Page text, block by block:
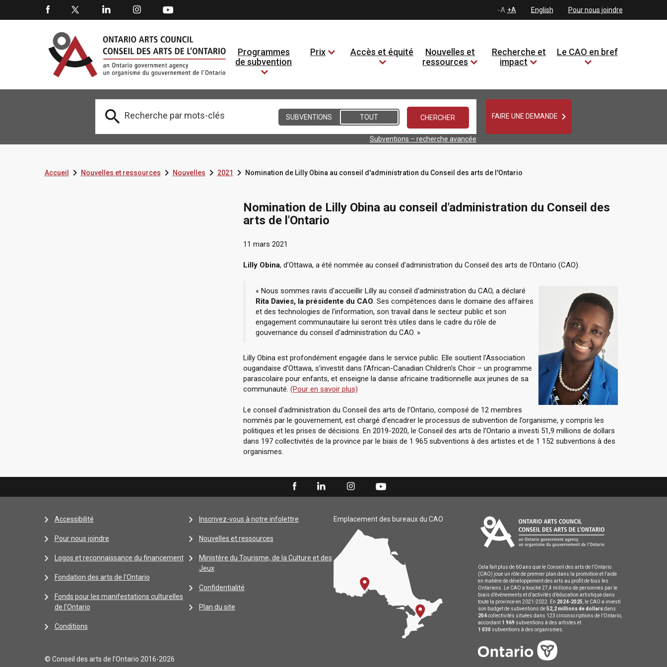
-A +A English Pour nous joindre
Programmes
de subvention
Prix Accès et équité
Nouvelles et
ressources
Recherche et
impact
Le CAO en bref
 SUBVENTIONS TOUT
Subventions – recherche avancée
FAIRE UNE DEMANDE 
Accueil Nouvelles et ressourcesNouvelles2021 Nomination de Lilly Obina au conseil d'administration du Conseil des arts de l'Ontario
Nomination de Lilly Obina au conseil d'administration du Conseil des
arts de l'Ontario
11 mars 2021
Lilly Obina, d’Ottawa, a été nommée au conseil d'administration du Conseil des arts de l'Ontario (CAO).
« Nous sommes ravis d'accueillir Lilly au conseil d'administration du CAO, a déclaré
Rita Davies, la présidente du CAO. Ses compétences dans le domaine des affaires
et des technologies de l'information, son travail dans le secteur public et son
engagement communautaire lui seront très utiles dans le cadre du rôle de
gouvernance du conseil d'administration du CAO. »
Lilly Obina est profondément engagée dans le service public. Elle soutient l'Association
ougandaise d'Ottawa, s'investit dans l'African-Canadian Children's Choir – un programme
parascolaire pour enfants, et enseigne la danse africaine traditionnelle aux jeunes de sa
communauté. (Pour en savoir plus)
Le conseil d'administration du Conseil des arts de l’Ontario, composé de 12 membres
nommés par le gouvernement, est chargé d’encadrer le processus de subvention de l’organisme, y compris les
politiques et les prises de décisions. En 2019-2020, le Conseil des arts de l’Ontario a investi 51,9 millions de dollars
dans 197 collectivités de la province par le biais de 1 965 subventions à des artistes et de 1 152 subventions à des
organismes.
Accessibilité
Pour nous joindre
Logos et reconnaissance du financement
Fondation des arts de l'Ontario
Fonds pour les manifestations culturelles
de l’Ontario
Conditions
Inscrivez-vous à notre infolettre
Nouvelles et ressources
Ministère du Tourisme, de la Culture et des
Jeux
Confidentialité
Plan du site
© Conseil des arts de l’Ontario 2016-2026
Emplacement des bureaux du CAO
Cela fait plus de 60 ans que le Conseil des arts de l’Ontario
(CAO) joue un rôle de premier plan dans la promotion et l'aide
en matière de développement des arts au profit de tous les
Ontariens. Le CAO a touché 27,4 millions de personnes par le
biais d’évènements et d’activités d’éducation artistique dans
toute la province en 2021-2022. En 2024-2025
, le CAO a investi
son budget de subventions de52,2 millions de dollarsdans
204collectivités situées dans 123 circonscriptions de l’Ontario,
accordant 1 969 subventions à des artistes et
1 030 subventions à des organismes.